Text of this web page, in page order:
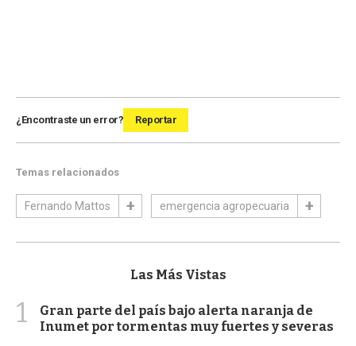
¿Encontraste un error? Reportar
Temas relacionados
Fernando Mattos emergencia agropecuaria
Las Más Vistas
1
Gran parte del país bajo alerta naranja de
Inumet por tormentas muy fuertes y severas